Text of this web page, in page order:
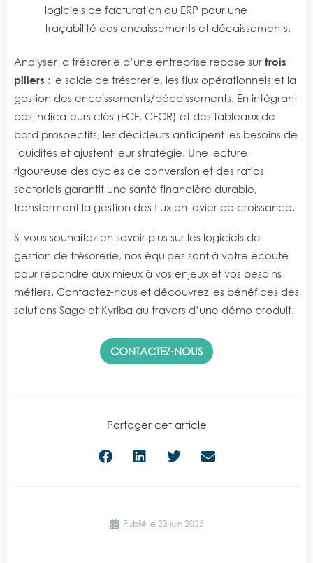
logiciels de facturation ou ERP pour une
traçabilité des encaissements et décaissements.
Analyser la trésorerie d’une entreprise repose sur trois
piliers : le solde de trésorerie, les flux opérationnels et la
gestion des encaissements/décaissements. En intégrant
des indicateurs clés (FCF, CFCR) et des tableaux de
bord prospectifs, les décideurs anticipent les besoins de
liquidités et ajustent leur stratégie. Une lecture
rigoureuse des cycles de conversion et des ratios
sectoriels garantit une santé financière durable,
transformant la gestion des flux en levier de croissance.
Si vous souhaitez en savoir plus sur les logiciels de
gestion de trésorerie, nos équipes sont à votre écoute
pour répondre aux mieux à vos enjeux et vos besoins
métiers. Contactez-nous et découvrez les bénéfices des
solutions Sage et Kyriba au travers d’une démo produit.
CONTACTEZ-NOUS
Partager cet article
Publié le 23 juin 2025